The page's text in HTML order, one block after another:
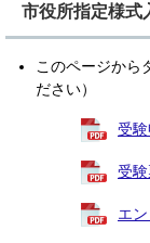
市役所指定様式
このページから
ださい）
受
受
エ